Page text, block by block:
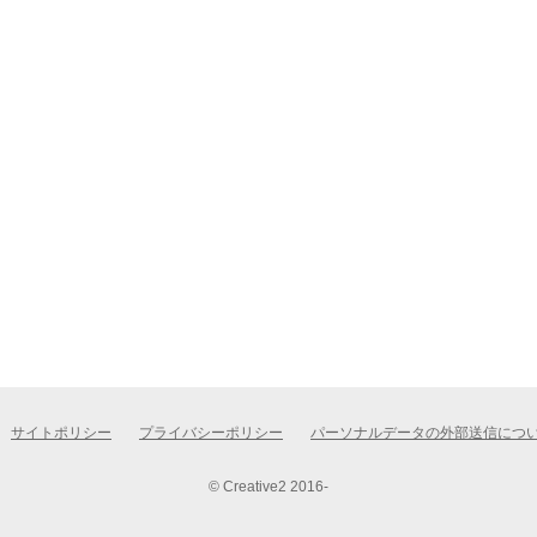
サイトポリシー プライバシーポリシー パーソナルデータの外部送信につ
© Creative2 2016-